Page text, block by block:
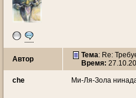
Автор Тема: Re:
Время:
che Ми-Ля-Зола